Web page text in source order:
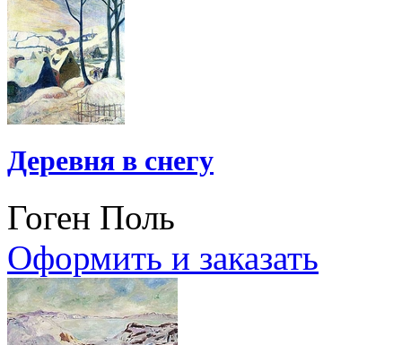
Деревня в снегу
Гоген Поль
Оформить и заказать